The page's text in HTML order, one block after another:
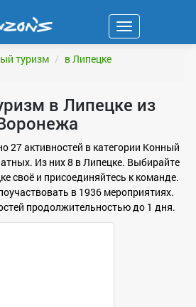
Навигация
туризм
в Липецке
в Липецке из
27 активностей в категории Конный
Из них 8 в Липецке. Выбирайте
своё и присоединяйтесь к команде.
в 1936 мероприятиях.
продолжительностью до 1 дня.